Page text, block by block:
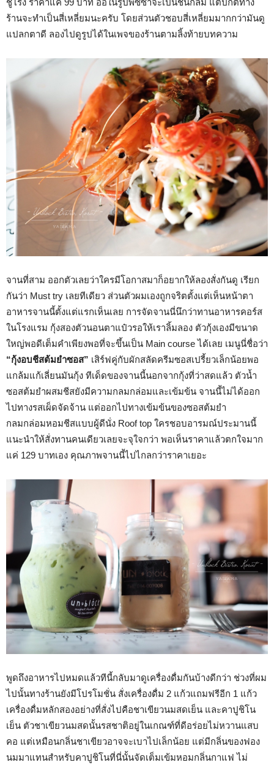
ชูโรง ราคาแค่ 99 บาท อ่อในรูปพิซซ่าจะเป็นชิ้นกลม แต่ปกติทาง
ร้านจะทำเป็นสี่เหลี่ยมนะครับ โดยส่วนตัวชอบสี่เหลี่ยมมากกว่ามันดู
แปลกตาดี ลองไปดูรูปได้ในเพจของร้านตามลิ้งท้ายบทความ
จานที่สาม ออกตัวเลยว่าใครมีโอกาสมาก็อยากให้ลองสั่งกันดู เรียก
กันว่า Must try เลยทีเดียว ส่วนตัวผมเองถูกจริตตั้งแต่เห็นหน้าตา
อาหารจานนี้ตั้งแต่แรกเห็นเลย การจัดจานนี่นึกว่าทานอาหารคอร์ส
ในโรงแรม กุ้งสองตัวนอนตาแป๋วรอให้เราลิ้มลอง ตัวกุ้งเองมีขนาด
ใหญ่พอดีเต็มคำเพียงพอที่จะขึ้นเป็น Main course ได้เลย เมนูนี่ชื่อว่า
“กุ้งอบชีสต้มยำซอส” เสิร์ฟคู่กับผักสลัดครีมซอสเปรี้ยวเล็กน้อยพอ
แกล้มแก้เลี่ยนมันกุ้ง ทีเด็ดของจานนี้นอกจากกุ้งที่ว่าสดแล้ว ตัวน้ำ
ซอสต้มยำผสมชีสยังมีความกลมกล่อมและเข้มข้น จานนี้ไม่ได้ออก
ไปทางรสเผ็ดจัดจ้าน แต่ออกไปทางเข้มข้นของซอสต้มยำ
กลมกล่อมหอมชีสแบบผู้ดีนั่ง Roof top ใครชอบอารมณ์ประมานนี้
แนะนำให้สั่งทานคนเดียวเลยจะจุใจกว่า พอเห็นราคาแล้วตกใจมาก
แค่ 129 บาทเอง คุณภาพจานนี้ไปไกลกว่าราคาเยอะ
พูดถึงอาหารไปหมดแล้วทีนี้กลับมาดูเครื่องดื่มกันบ้างดีกว่า ช่วงที่ผม
ไปนั้นทางร้านยังมีโปรโมชั่น สั่งเครื่องดื่ม 2 แก้วแถมฟรีอีก 1 แก้ว
เครื่องดื่มหลักสองอย่างที่สั่งไปคือชาเขียวนมสดเย็น และคาปูชิโน
เย็น ตัวชาเขียวนมสดนั้นรสชาติอยู่ในเกณฑ์ที่ดีอร่อยไม่หวานแสบ
คอ แต่เหมือนกลิ่นชาเขียวอาจจะเบาไปเล็กน้อย แต่มีกลิ่นของฟอง
นมมาแทนสำหรับคาปูชิโนที่นี่นั้นจัดเต็มเข้มหอมกลิ่นกาแฟ ไม่